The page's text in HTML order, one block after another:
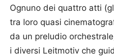
Ognuno dei quattro atti
tra loro quasi
da un preludio
i diversi Leitmotiv che